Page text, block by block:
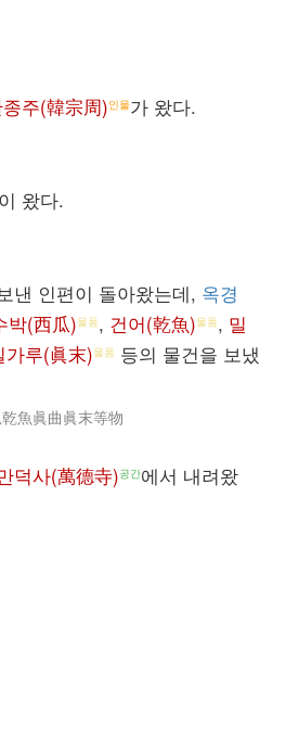
주(韓宗周)인물가 왔다.
이 왔다.
낸 인편이 돌아왔는데, 옥경
박(西瓜)물품, 건어(乾魚)물품, 밀
가루(眞末)물품 등의 물건을 보냈
魚眞曲眞末等物
덕사(萬德寺)공간에서 내려왔